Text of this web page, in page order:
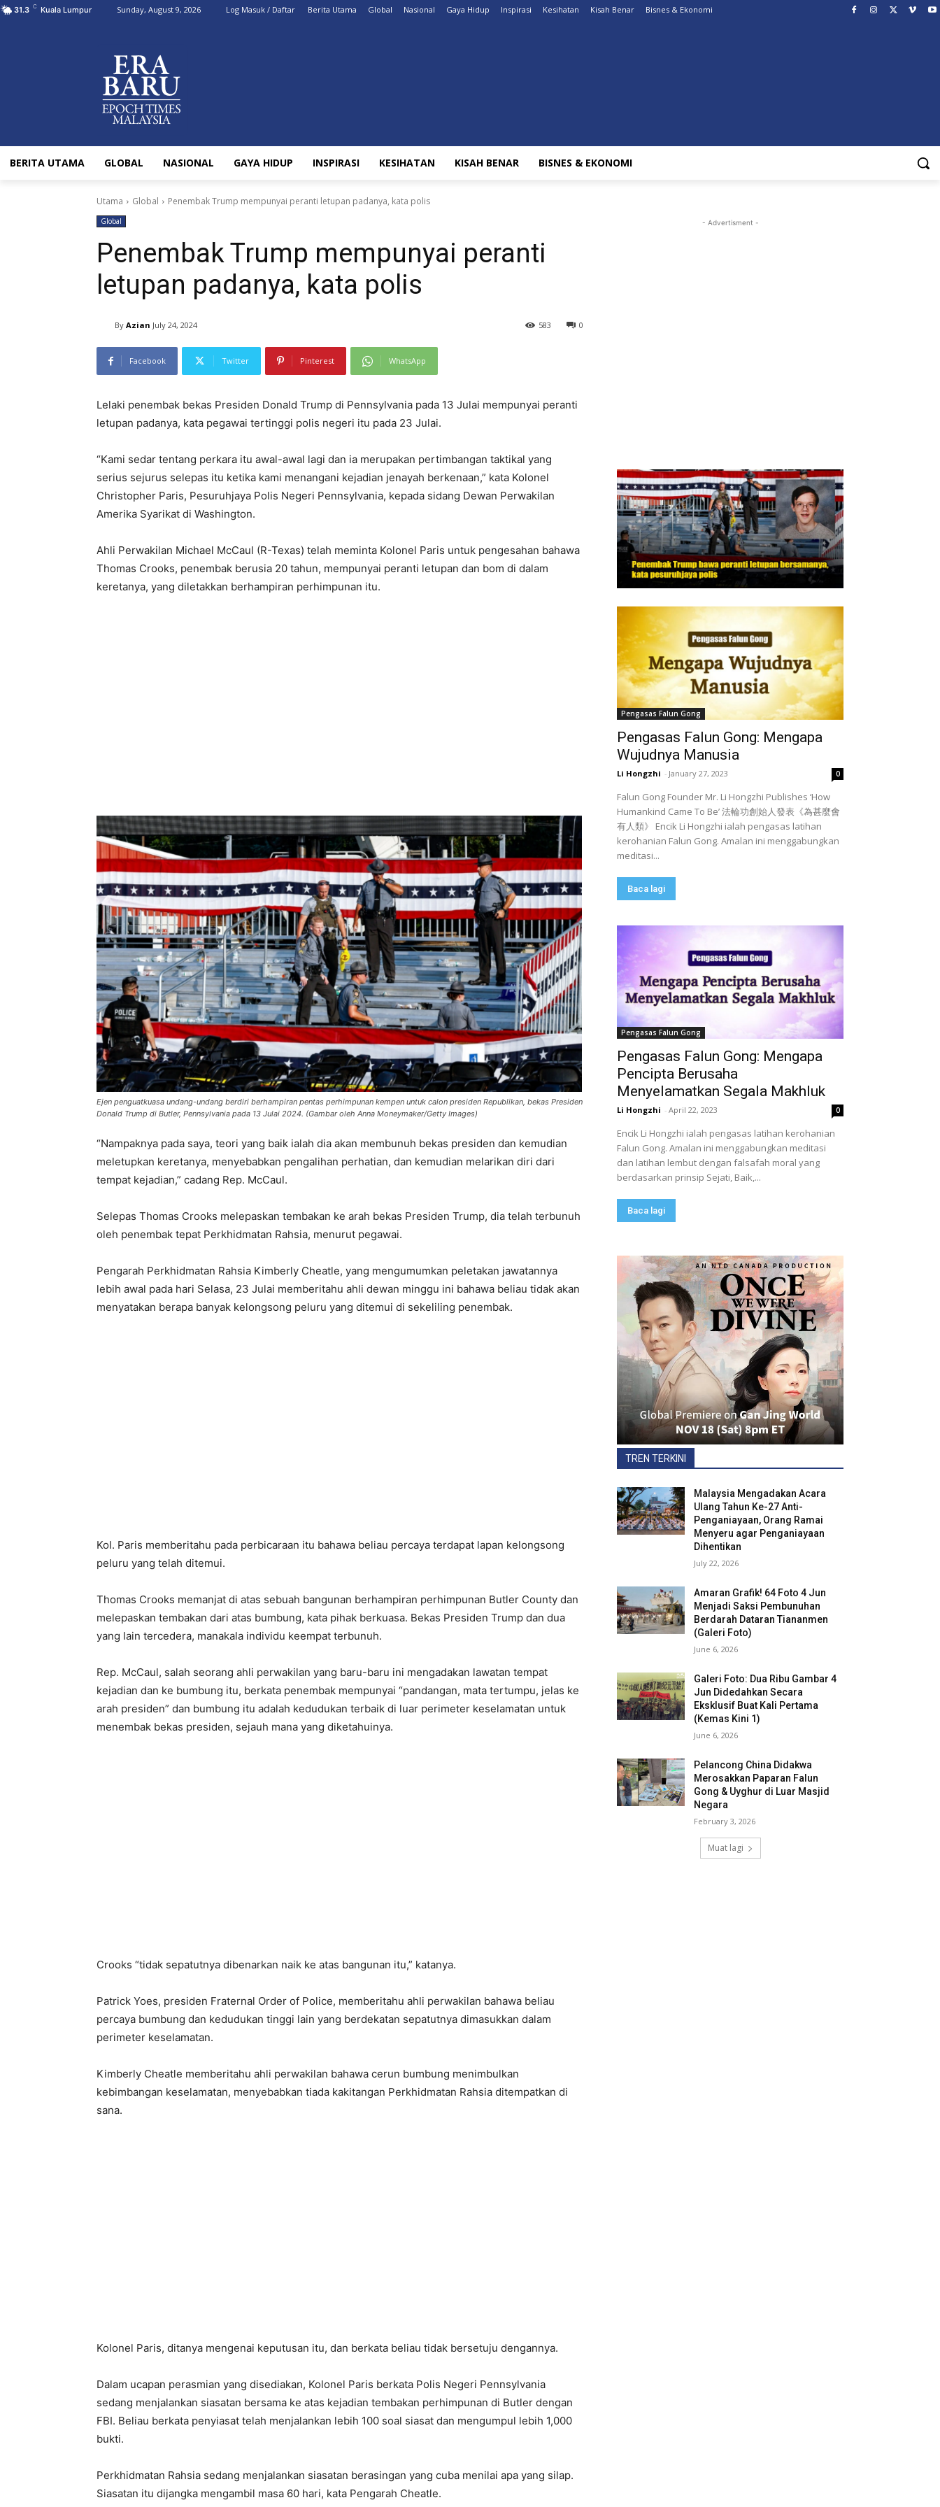
31.3 C Kuala Lumpur Sunday, August 9, 2026 Log Masuk / Daftar Berita Utama Global Nasional Gaya Hidup Inspirasi Kesihatan Kisah Benar Bisnes & Ekonomi
BERITA UTAMA GLOBAL NASIONAL GAYA HIDUP INSPIRASI KESIHATAN KISAH BENAR BISNES & EKONOMI
Utama Global Penembak Trump mempunyai peranti letupan padanya, kata polis
Global
Penembak Trump mempunyai peranti
letupan padanya, kata polis
By Azian July 24, 2024 0
583
Facebook Twitter Pinterest WhatsApp
Lelaki penembak bekas Presiden Donald Trump di Pennsylvania pada 13 Julai mempunyai peranti
letupan padanya, kata pegawai tertinggi polis negeri itu pada 23 Julai.
“Kami sedar tentang perkara itu awal-awal lagi dan ia merupakan pertimbangan taktikal yang
serius sejurus selepas itu ketika kami menangani kejadian jenayah berkenaan,” kata Kolonel
Christopher Paris, Pesuruhjaya Polis Negeri Pennsylvania, kepada sidang Dewan Perwakilan
Amerika Syarikat di Washington.
Ahli Perwakilan Michael McCaul (R-Texas) telah meminta Kolonel Paris untuk pengesahan bahawa
Thomas Crooks, penembak berusia 20 tahun, mempunyai peranti letupan dan bom di dalam
keretanya, yang diletakkan berhampiran perhimpunan itu.
Ejen penguatkuasa undang-undang berdiri berhampiran pentas perhimpunan kempen untuk calon presiden Republikan, bekas Presiden
Donald Trump di Butler, Pennsylvania pada 13 Julai 2024. (Gambar oleh Anna Moneymaker/Getty Images)
“Nampaknya pada saya, teori yang baik ialah dia akan membunuh bekas presiden dan kemudian
meletupkan keretanya, menyebabkan pengalihan perhatian, dan kemudian melarikan diri dari
tempat kejadian,” cadang Rep. McCaul.
Selepas Thomas Crooks melepaskan tembakan ke arah bekas Presiden Trump, dia telah terbunuh
oleh penembak tepat Perkhidmatan Rahsia, menurut pegawai.
Pengarah Perkhidmatan Rahsia Kimberly Cheatle, yang mengumumkan peletakan jawatannya
lebih awal pada hari Selasa, 23 Julai memberitahu ahli dewan minggu ini bahawa beliau tidak akan
menyatakan berapa banyak kelongsong peluru yang ditemui di sekeliling penembak.
Kol. Paris memberitahu pada perbicaraan itu bahawa beliau percaya terdapat lapan kelongsong
peluru yang telah ditemui.
Thomas Crooks memanjat di atas sebuah bangunan berhampiran perhimpunan Butler County dan
melepaskan tembakan dari atas bumbung, kata pihak berkuasa. Bekas Presiden Trump dan dua
yang lain tercedera, manakala individu keempat terbunuh.
Rep. McCaul, salah seorang ahli perwakilan yang baru-baru ini mengadakan lawatan tempat
kejadian dan ke bumbung itu, berkata penembak mempunyai “pandangan, mata tertumpu, jelas ke
arah presiden” dan bumbung itu adalah kedudukan terbaik di luar perimeter keselamatan untuk
menembak bekas presiden, sejauh mana yang diketahuinya.
Crooks “tidak sepatutnya dibenarkan naik ke atas bangunan itu,” katanya.
Patrick Yoes, presiden Fraternal Order of Police, memberitahu ahli perwakilan bahawa beliau
percaya bumbung dan kedudukan tinggi lain yang berdekatan sepatutnya dimasukkan dalam
perimeter keselamatan.
Kimberly Cheatle memberitahu ahli perwakilan bahawa cerun bumbung menimbulkan
kebimbangan keselamatan, menyebabkan tiada kakitangan Perkhidmatan Rahsia ditempatkan di
sana.
Kolonel Paris, ditanya mengenai keputusan itu, dan berkata beliau tidak bersetuju dengannya.
Dalam ucapan perasmian yang disediakan, Kolonel Paris berkata Polis Negeri Pennsylvania
sedang menjalankan siasatan bersama ke atas kejadian tembakan perhimpunan di Butler dengan
FBI. Beliau berkata penyiasat telah menjalankan lebih 100 soal siasat dan mengumpul lebih 1,000
bukti.
Perkhidmatan Rahsia sedang menjalankan siasatan berasingan yang cuba menilai apa yang silap.
Siasatan itu dijangka mengambil masa 60 hari, kata Pengarah Cheatle.
- Advertisment -
Pengasas Falun Gong
Pengasas Falun Gong: Mengapa
Wujudnya Manusia
Li Hongzhi - January 27, 2023 0
Falun Gong Founder Mr. Li Hongzhi Publishes ‘How
Humankind Came To Be’ 法輪功創始人發表《為甚麼會
有人類》 Encik Li Hongzhi ialah pengasas latihan
kerohanian Falun Gong. Amalan ini menggabungkan
meditasi...
Baca lagi
Pengasas Falun Gong
Pengasas Falun Gong: Mengapa
Pencipta Berusaha
Menyelamatkan Segala Makhluk
Li Hongzhi - April 22, 2023 0
Encik Li Hongzhi ialah pengasas latihan kerohanian
Falun Gong. Amalan ini menggabungkan meditasi
dan latihan lembut dengan falsafah moral yang
berdasarkan prinsip Sejati, Baik,...
Baca lagi
TREN TERKINI
Malaysia Mengadakan Acara
Ulang Tahun Ke-27 Anti-
Penganiayaan, Orang Ramai
Menyeru agar Penganiayaan
Dihentikan
July 22, 2026
Amaran Grafik! 64 Foto 4 Jun
Menjadi Saksi Pembunuhan
Berdarah Dataran Tiananmen
(Galeri Foto)
June 6, 2026
Galeri Foto: Dua Ribu Gambar 4
Jun Didedahkan Secara
Eksklusif Buat Kali Pertama
(Kemas Kini 1)
June 6, 2026
Pelancong China Didakwa
Merosakkan Paparan Falun
Gong & Uyghur di Luar Masjid
Negara
February 3, 2026
Muat lagi